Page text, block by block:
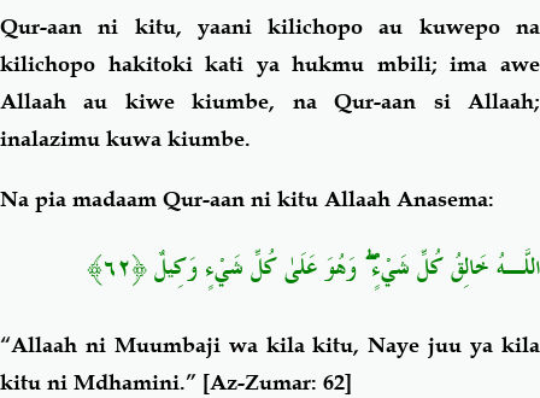
Qur-aan ni kitu, yaani kilichopo au kuwepo na
kilichopo hakitoki kati ya hukmu mbili; ima awe
Allaah au kiwe kiumbe, na Qur-aan si Allaah;
inalazimu kuwa kiumbe.
Na pia madaam Qur-aan ni kitu Allaah Anasema:
اللَّـهُ خَالِقُ كُلِّ شَيْءٍ ۖ وَهُوَ عَلَىٰ كُلِّ شَيْءٍ وَكِيلٌ﴿٦٢﴾
“Allaah ni Muumbaji wa kila kitu, Naye juu ya kila
kitu ni Mdhamini.” [Az-Zumar: 62]